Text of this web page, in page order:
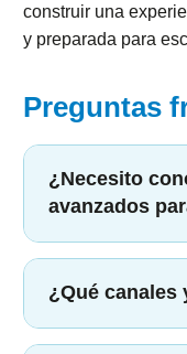
construir una
y preparada para
Preguntas
¿Necesito
avanzados
¿Qué canales